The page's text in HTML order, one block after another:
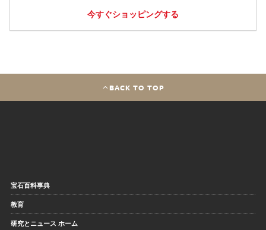
今すぐショッピングする
BACK TO TOP
宝石百科事典
教育
研究とニュース ホーム